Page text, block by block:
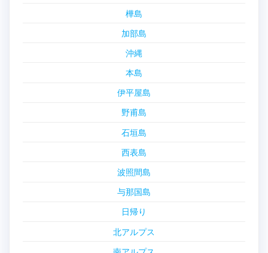
樺島
加部島
沖縄
本島
伊平屋島
野甫島
石垣島
西表島
波照間島
与那国島
日帰り
北アルプス